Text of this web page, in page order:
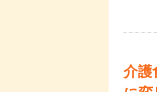
介